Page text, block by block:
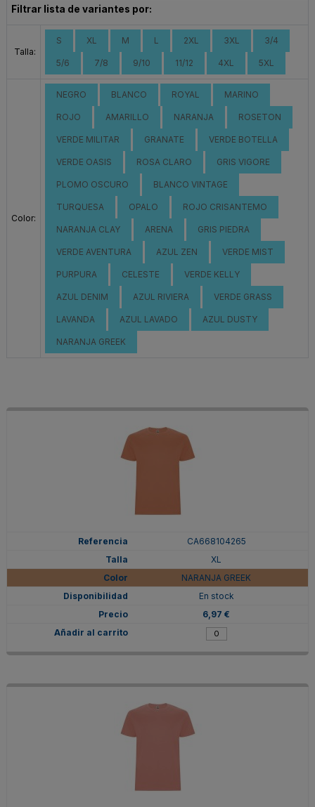
Filtrar lista de variantes por:
Talla:
S XL M L 2XL 3XL 3/4
5/6 7/8 9/10 11/12 4XL 5XL
Color:
NEGRO BLANCO ROYAL MARINO
ROJO AMARILLO NARANJA ROSETON
VERDE MILITAR GRANATE VERDE BOTELLA
VERDE OASIS ROSA CLARO GRIS VIGORE
PLOMO OSCURO BLANCO VINTAGE
TURQUESA OPALO ROJO CRISANTEMO
NARANJA CLAY ARENA GRIS PIEDRA
VERDE AVENTURA AZUL ZEN VERDE MIST
PURPURA CELESTE VERDE KELLY
AZUL DENIM AZUL RIVIERA VERDE GRASS
LAVANDA AZUL LAVADO AZUL DUSTY
NARANJA GREEK
CA668104265
XL
NARANJA GREEK
En stock
6,97 €